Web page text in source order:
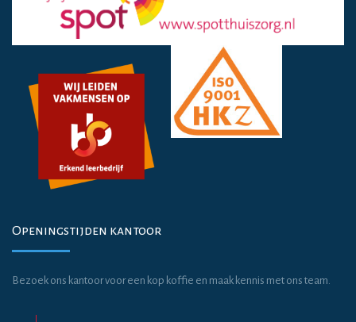
Openingstijden kantoor
Bezoek ons kantoor voor een kop koffie en maak kennis met ons team.